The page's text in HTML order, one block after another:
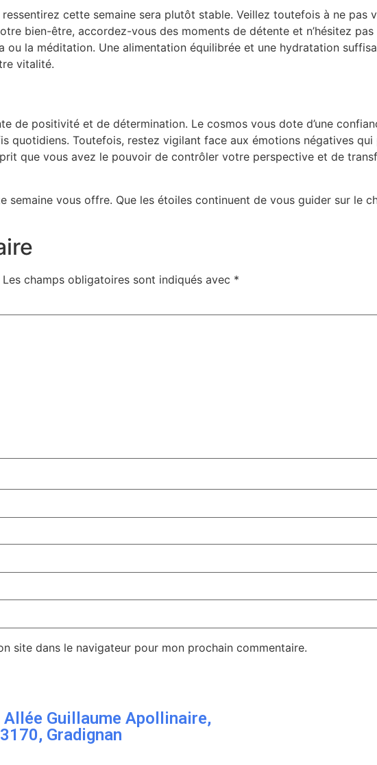
ressentirez cette semaine sera plutôt stable. Veillez toutefois à ne pas
bien-être, accordez-vous des moments de détente et n’hésitez
ou la méditation. Une alimentation équilibrée et une hydratation
vitalité.
de positivité et de détermination. Le cosmos vous dote d’une
quotidiens. Toutefois, restez vigilant face aux émotions négatives qui
que vous avez le pouvoir de contrôler votre perspective et de
semaine vous offre. Que les étoiles continuent de vous guider sur le
Les champs obligatoires sont indiqués avec *
site dans le navigateur pour mon prochain commentaire.
Allée Guillaume Apollinaire,
Gradignan